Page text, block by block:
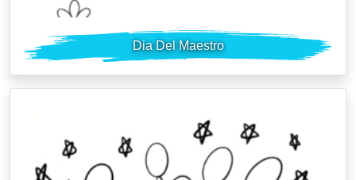
Dia Del Maestro